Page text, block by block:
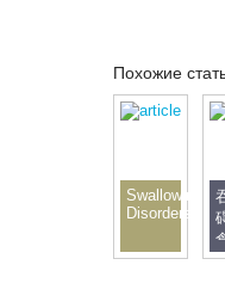
Похожие
Swallowing
Disorders